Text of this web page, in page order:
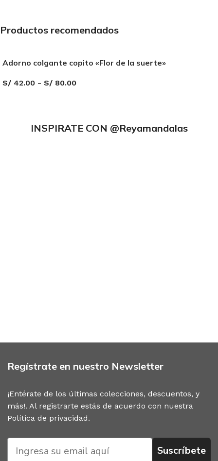
Productos recomendados
Adorno colgante copito «Flor de la suerte»
S/ 42.00 - S/ 80.00
INSPIRATE CON @Reyamandalas
Regístrate en nuestro Newsletter
¡Entérate de los últimas colecciones, descuentos, y
más!. Al registrarte estás de acuerdo con nuestra
Política de privacidad.
Suscríbete